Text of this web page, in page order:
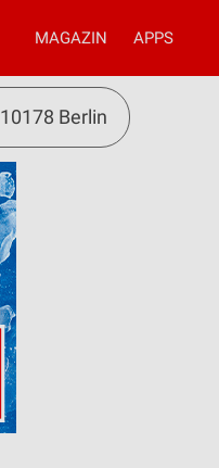
MAGAZIN APPS
10178 Berlin